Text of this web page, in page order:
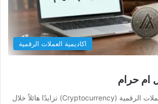
اكاديمية العملات الرقمية
شهد الاستثمار في العملات الرقمية (Cryptocurrency) تزايدًا هائلاً خلال